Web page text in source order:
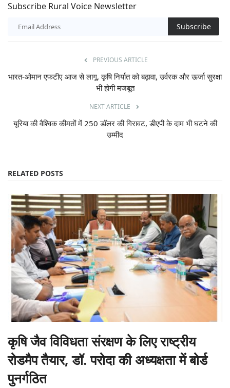
Subscribe Rural Voice Newsletter
Subscribe
PREVIOUS ARTICLE
भारत-ओमान एफटीए आज से लागू, कृषि निर्यात को बढ़ावा, उर्वरक और ऊर्जा सुरक्षा
भी होगी मजबूत
NEXT ARTICLE
यूरिया की वैश्विक कीमतों में 250 डॉलर की गिरावट, डीएपी के दाम भी घटने की
उम्मीद
RELATED POSTS
कृषि जैव विविधता संरक्षण के लिए राष्ट्रीय
रोडमैप तैयार, डॉ. परोदा की अध्यक्षता में बोर्ड
पुनर्गठित